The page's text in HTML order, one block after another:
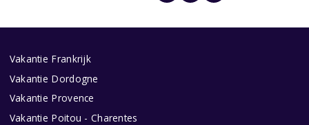
Vakantie Frankrijk
Vakantie Dordogne
Vakantie Provence
Vakantie Poitou - Charentes